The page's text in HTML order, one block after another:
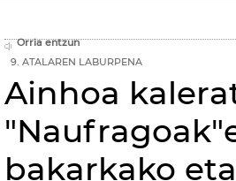
Orria entzun
9. ATALAREN LABURPENA
Ainhoa
bakarkako